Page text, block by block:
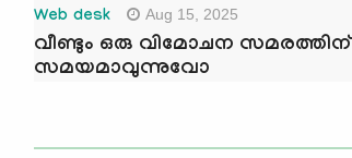
Web desk Aug 15, 2025
വീണ്ടും ഒരു വിമോചന സമരത്തിന്
സമയമാവുന്നുവോ